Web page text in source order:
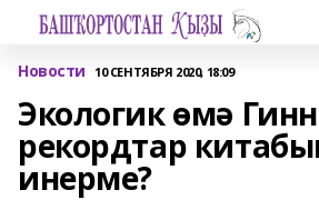
Новости 10 СЕНТЯБРЯ 2020, 18:09
Экологик өмә
рекордтар
инерме?